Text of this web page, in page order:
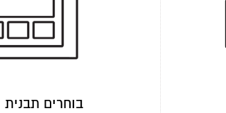
בוחרים תבנית